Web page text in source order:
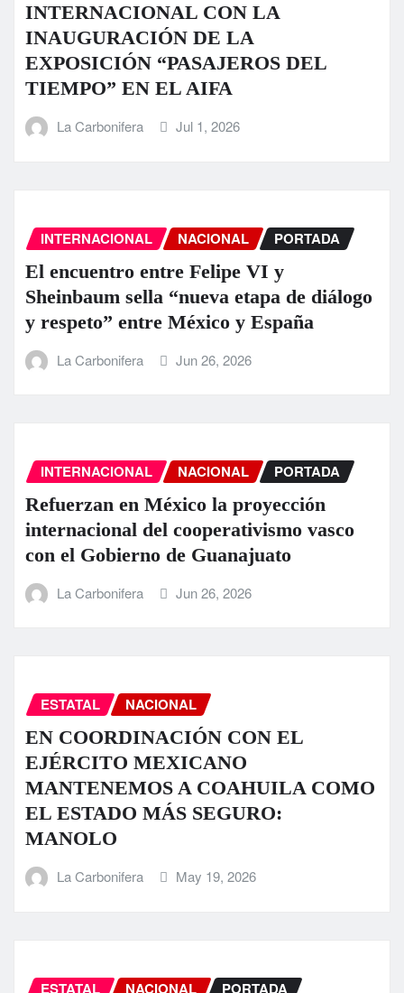
INTERNACIONAL CON LA
INAUGURACIÓN DE LA
EXPOSICIÓN “PASAJEROS DEL
TIEMPO” EN EL AIFA
La Carbonifera Jul 1, 2026
INTERNACIONAL NACIONAL PORTADA
El encuentro entre Felipe VI y
Sheinbaum sella “nueva etapa de diálogo
y respeto” entre México y España
La Carbonifera Jun 26, 2026
INTERNACIONAL NACIONAL PORTADA
Refuerzan en México la proyección
internacional del cooperativismo vasco
con el Gobierno de Guanajuato
La Carbonifera Jun 26, 2026
ESTATAL NACIONAL
EN COORDINACIÓN CON EL
EJÉRCITO MEXICANO
MANTENEMOS A COAHUILA COMO
EL ESTADO MÁS SEGURO:
MANOLO
La Carbonifera May 19, 2026
ESTATAL NACIONAL PORTADA